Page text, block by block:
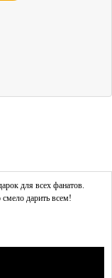
для всех фанатов.
дарить всем!